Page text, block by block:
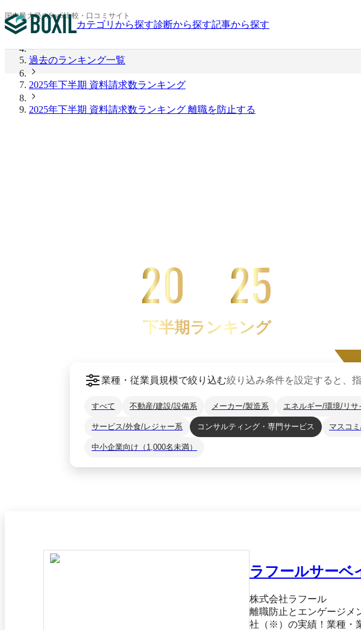
国内最大級のSaaS比較・口コミサイト
カテゴリから探す診断から探す記事から探す
BOXIL
2026年上半期 資料請求数ランキング
過去のランキング一覧
2025年下半期 資料請求数ランキング
2025年下半期 資料請求数ランキング 離職を防止する
20 25
下半期ランキング
業種・従業員規模で絞り込む絞り込み条件を設定すると、
すべて 不動産/建設/設備系 メーカー/製造系 エネルギー/環境/リサ
サービス/外食/レジャー系 コンサルティング・専門サービス マスコ
中小企業向け（1,000名未満）
ラフールサーベ
株式会社ラフール
離職防止とエンゲージメント
社（※）の実績！業種・業態・規模問わ